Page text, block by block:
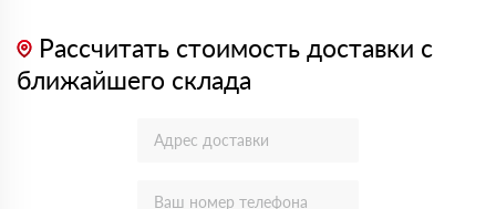
Рассчитать стоимость доставки с
ближайшего склада